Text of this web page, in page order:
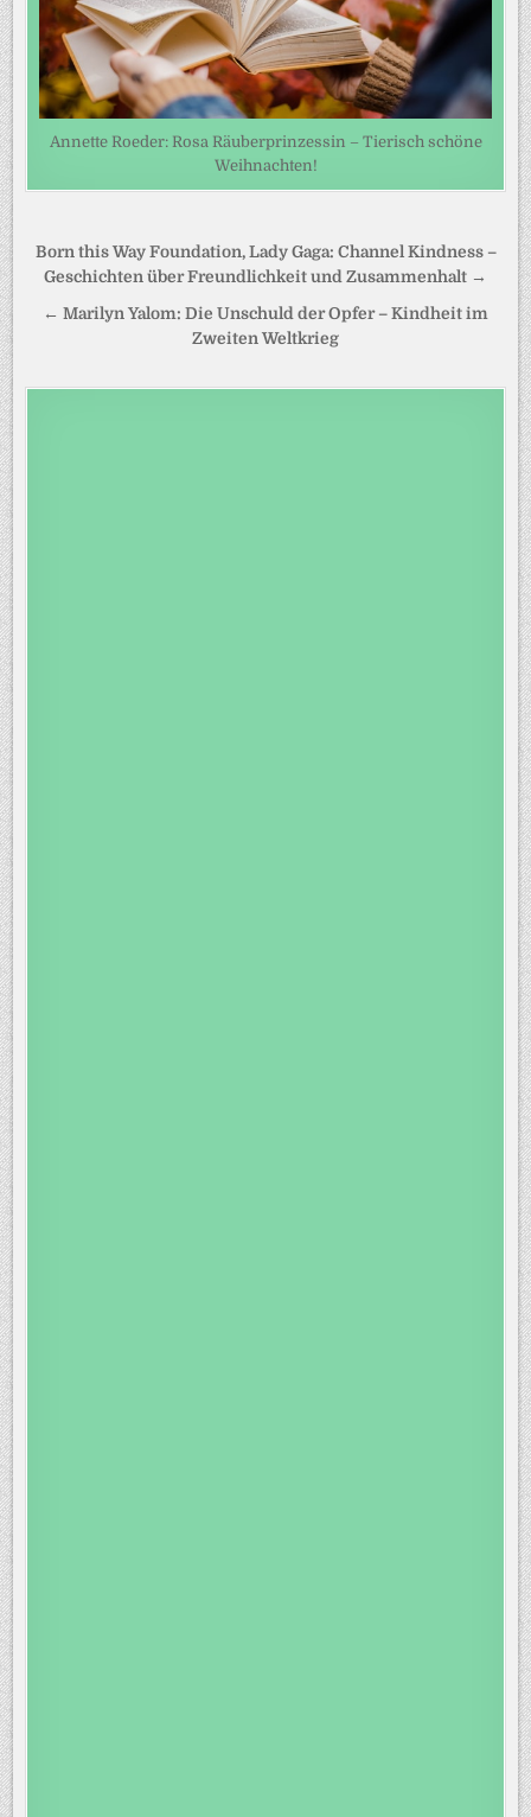
Annette Roeder: Rosa Räuberprinzessin – Tierisch schöne
Weihnachten!
Beitragsnavigation
Born this Way Foundation, Lady Gaga: Channel Kindness –
Geschichten über Freundlichkeit und Zusammenhalt →
← Marilyn Yalom: Die Unschuld der Opfer – Kindheit im
Zweiten Weltkrieg